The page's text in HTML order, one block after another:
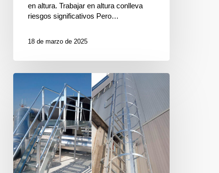
en altura. Trabajar en altura conlleva
riesgos significativos Pero…
18 de marzo de 2025
ESCALERAS
CRINOLINA
PARA
TRABAJOS
EN
ALTURA